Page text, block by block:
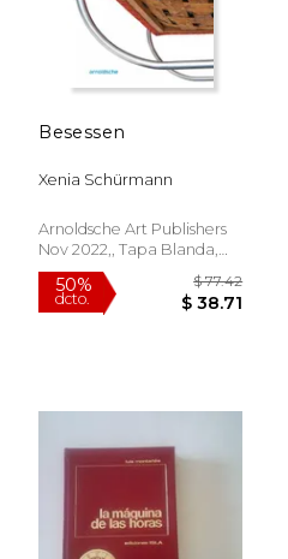
50%
dcto.
Besessen
Xenia Schürmann
Arnoldsche Art Publishers
Nov 2022,, Tapa Blanda,
Nuevo